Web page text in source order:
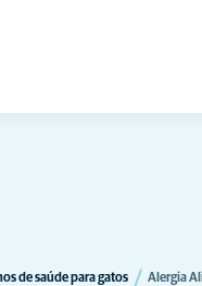
de saúde para gatos Alergia